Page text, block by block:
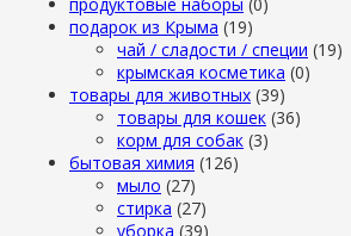
подарок из Крыма (19)
чай / сладости / специи (19)
крымская косметика (0)
товары для животных (39)
товары для кошек (36)
корм для собак (3)
бытовая химия (126)
мыло (27)
стирка (27)
уборка (39)